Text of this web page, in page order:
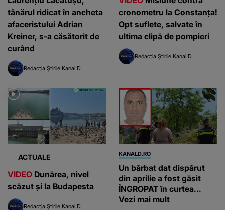
tânărul ridicat în ancheta
afaceristului Adrian
Kreiner, s-a căsătorit de
curând
Redacția Știrile Kanal D
cronometru la Constanța!
Opt suflete, salvate în
ultima clipă de pompieri
Redacția Știrile Kanal D
ACTUALE
VIDEO Dunărea, nivel
scăzut și la Budapesta
Redacția Știrile Kanal D
KANALD.RO
Un bărbat dat dispărut
din aprilie a fost găsit
ÎNGROPAT în curtea...
Vezi mai mult